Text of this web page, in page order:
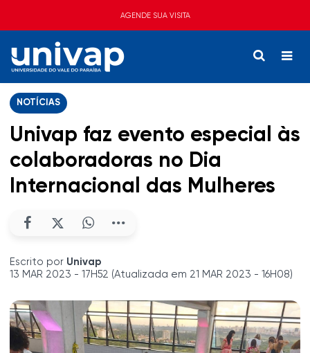
AGENDE SUA VISITA
NOTÍCIAS
Univap faz evento especial às
colaboradoras no Dia
Internacional das Mulheres
Escrito por Univap
13 MAR 2023 - 17H52 (Atualizada em 21 MAR 2023 - 16H08)